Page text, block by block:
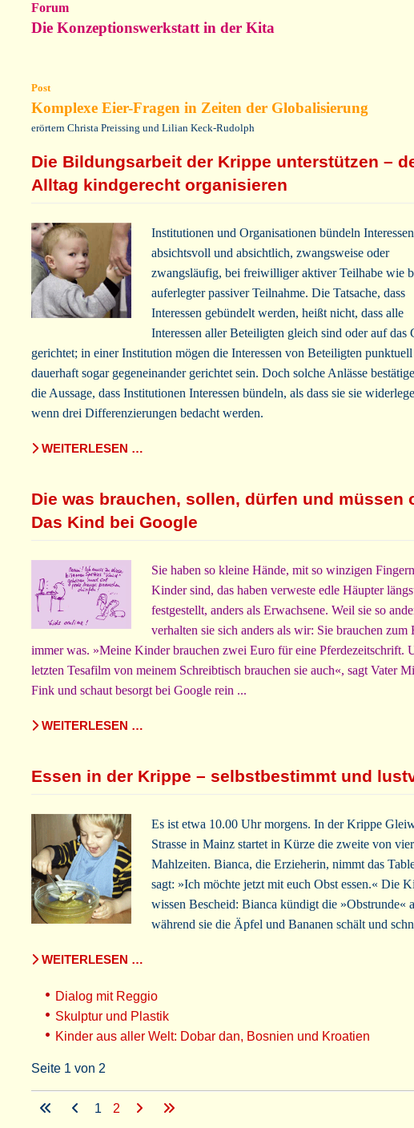
Forum
Die Konzeptionswerkstatt in der Kita
Post
Komplexe Eier-Fragen in Zeiten der Globalisierung
erörtern Christa Preissing und Lilian Keck-Rudolph
Die Bildungsarbeit der Krippe unterstützen –
Alltag kindgerecht organisieren
Institutionen und Organisationen bündeln
absichtsvoll und absichtlich, zwangsweise oder
zwangsläufig, bei freiwilliger aktiver Teilhabe wie
auferlegter passiver Teilnahme. Die Tatsache, dass
Interessen gebündelt werden, heißt nicht, dass alle
Interessen aller Beteiligten gleich sind oder auf das
gerichtet; in einer Institution mögen die Interessen von Beteiligten
dauerhaft sogar gegeneinander gerichtet sein. Doch solche Anlässe
die Aussage, dass Institutionen Interessen bündeln, als dass sie sie
wenn drei Differenzierungen bedacht werden.
WEITERLESEN …
Die was brauchen, sollen, dürfen und müssen
Das Kind bei Google
Sie haben so kleine Hände, mit so winzigen
Kinder sind, das haben verweste edle Häupter
festgestellt, anders als Erwachsene. Weil sie so
verhalten sie sich anders als wir: Sie brauchen zum
immer was. »Meine Kinder brauchen zwei Euro für eine Pferdezeitschrift.
letzten Tesafilm von meinem Schreibtisch brauchen sie auch«, sagt Vater
Fink und schaut besorgt bei Google rein ...
WEITERLESEN …
Essen in der Krippe – selbstbestimmt und
Es ist etwa 10.00 Uhr morgens. In der Krippe
Strasse in Mainz startet in Kürze die zweite von vier
Mahlzeiten. Bianca, die Erzieherin, nimmt das
sagt: »Ich möchte jetzt mit euch Obst essen.« Die
wissen Bescheid: Bianca kündigt die »Obstrunde«
während sie die Äpfel und Bananen schält und
WEITERLESEN …
Dialog mit Reggio
Skulptur und Plastik
Kinder aus aller Welt: Dobar dan, Bosnien und Kroatien
Seite 1 von 2
1 2